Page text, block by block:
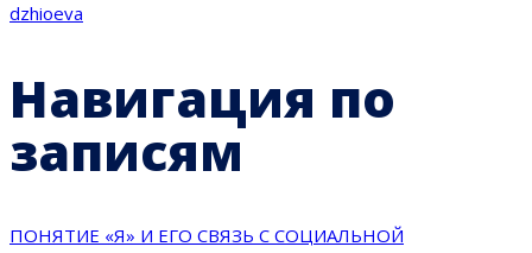
dzhioeva
Навигация по
записям
ПОНЯТИЕ «Я» И ЕГО СВЯЗЬ С СОЦИАЛЬНОЙ